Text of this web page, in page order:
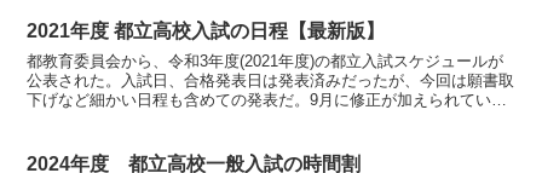
2021年度 都立高校入試の日程【最新版】
都教育委員会から、令和3年度(2021年度)の都立入試スケジュールが
公表された。入試日、合格発表日は発表済みだったが、今回は願書取
下げなど細かい日程も含めての発表だ。9月に修正が加えられている
2024年度 都立高校一般入試の時間割